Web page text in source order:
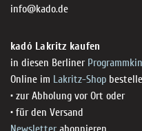
info@kado.de
kadó Lakritz kaufen
in diesen Berliner
Online im Lakritz-Shop
• zur Abholung vor Ort oder
• für den Versand